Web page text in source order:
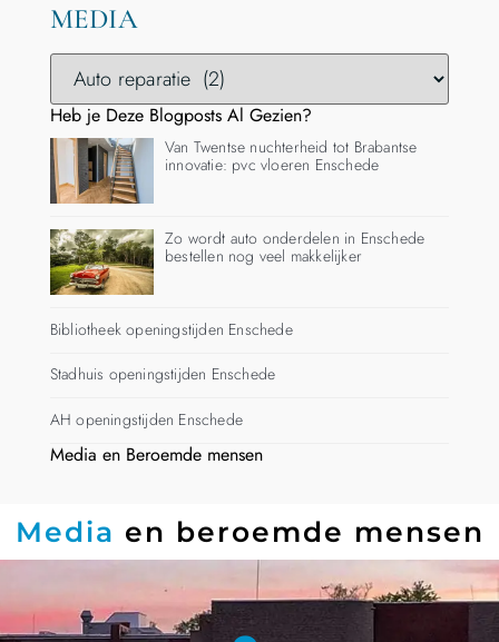
MEDIA
Heb je Deze Blogposts Al Gezien?
Van Twentse nuchterheid tot Brabantse
innovatie: pvc vloeren Enschede
Zo wordt auto onderdelen in Enschede
bestellen nog veel makkelijker
Bibliotheek openingstijden Enschede
Stadhuis openingstijden Enschede
AH openingstijden Enschede
Media en Beroemde mensen
Media en beroemde mensen